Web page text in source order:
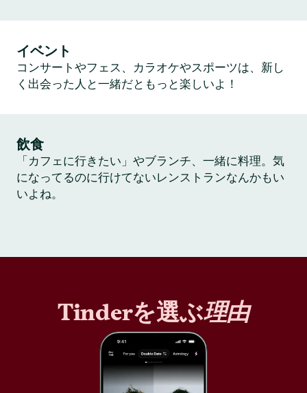
イベント
コンサートやフェス、カラオケやスポーツは、新し
く出会った人と一緒だともっと楽しいよ！
飲食
「カフェに行きたい」やブランチ、一緒に料理。気
になってるのに行けてないレンストランなんかもい
いよね。
Tinderを選ぶ理由